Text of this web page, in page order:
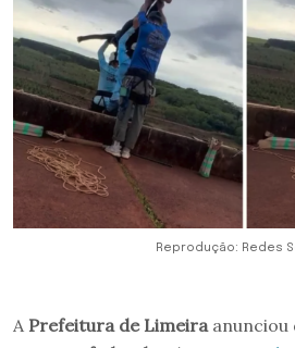
Reprodução: Redes
A Prefeitura de Limeiraanunciou